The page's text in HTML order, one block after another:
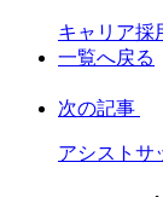
キャリア採
一覧へ戻る
次の記事
アシストサ